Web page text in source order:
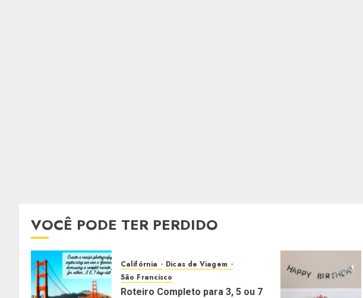
VOCÊ PODE TER PERDIDO
Califórnia
Dicas de Viagem
São Francisco
Roteiro Completo para 3, 5 ou 7